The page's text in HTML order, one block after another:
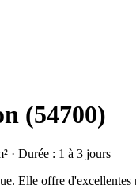
(54700)
· Durée : 1 à 3 jours
Elle offre